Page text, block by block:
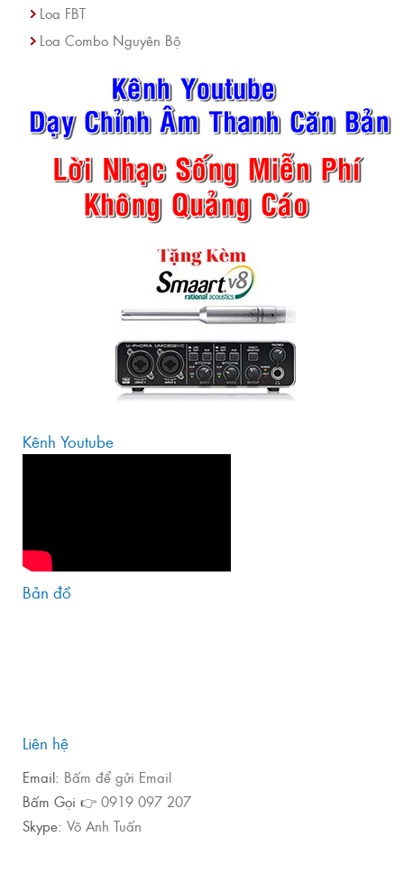
Loa FBT
Loa Combo Nguyên Bộ
Kênh Youtube
Bản đồ
Liên hệ
Email: Bấm để gửi Email
Bấm Gọi 👉 0919 097 207
Skype: Võ Anh Tuấn